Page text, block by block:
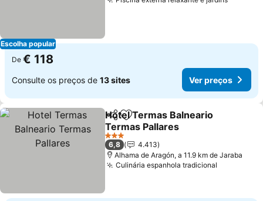
Escolha popular
De € 118
Consulte os preços de 13 sites Ver preços
PartilharAdicionar aos favoritos
Hotel Termas Balneario
Termas Pallares
Ver preços
3 Estrelas
6,8
4.413
Alhama de Aragón, a 11.9 km de Jaraba
Culinária espanhola tradicional